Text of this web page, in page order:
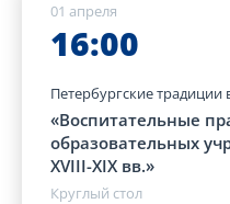
01 апреля
16:00
Петербургские традиции
«Воспитательные
образовательных
XVIII-XIX вв.»
Круглый стол